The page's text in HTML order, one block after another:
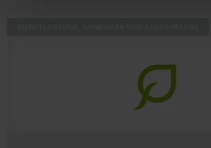
Einstellungen am unteren Ende der
Weitere Informationen erhalten Sie in
und im